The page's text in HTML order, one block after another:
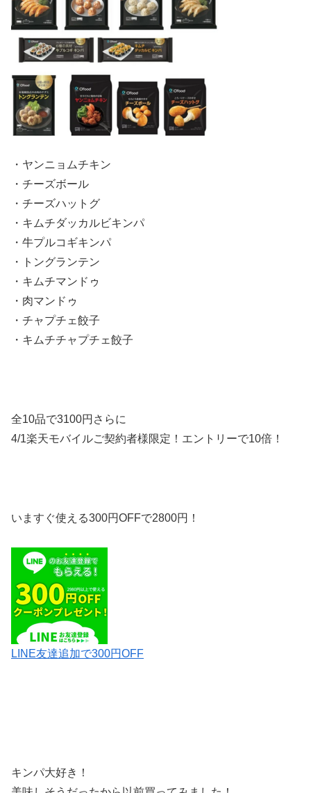
・ヤンニョムチキン
・チーズボール
・チーズハットグ
・ キムチダッカルビキンパ
・牛プルコギキンパ
・トングランテン
・キムチマンドゥ
・肉マンドゥ
・チャプチェ餃子
・キムチチャプチェ餃子
全10品で3100円さらに
4/1楽天モバイルご契約者様限定！エントリーで10倍！
いますぐ使える300円OFFで2800円！
LINE友達追加で300円OFF
キンパ大好き！